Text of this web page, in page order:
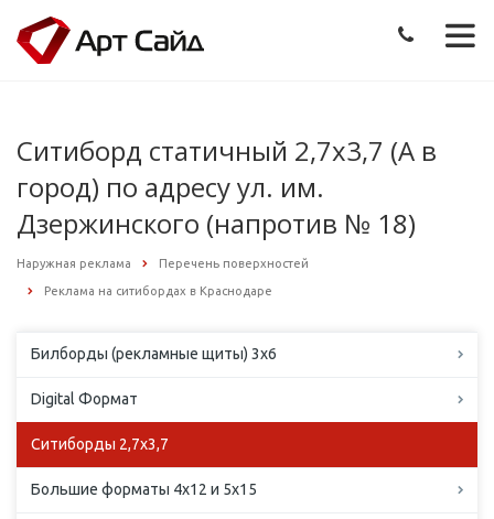
Ситиборд статичный 2,7х3,7 (А в
город) по адресу ул. им.
Дзержинского (напротив № 18)
Наружная реклама Перечень поверхностей
Реклама на ситибордах в Краснодаре
Билборды (рекламные щиты) 3х6
Digital Формат
Ситиборды 2,7х3,7
Большие форматы 4х12 и 5х15